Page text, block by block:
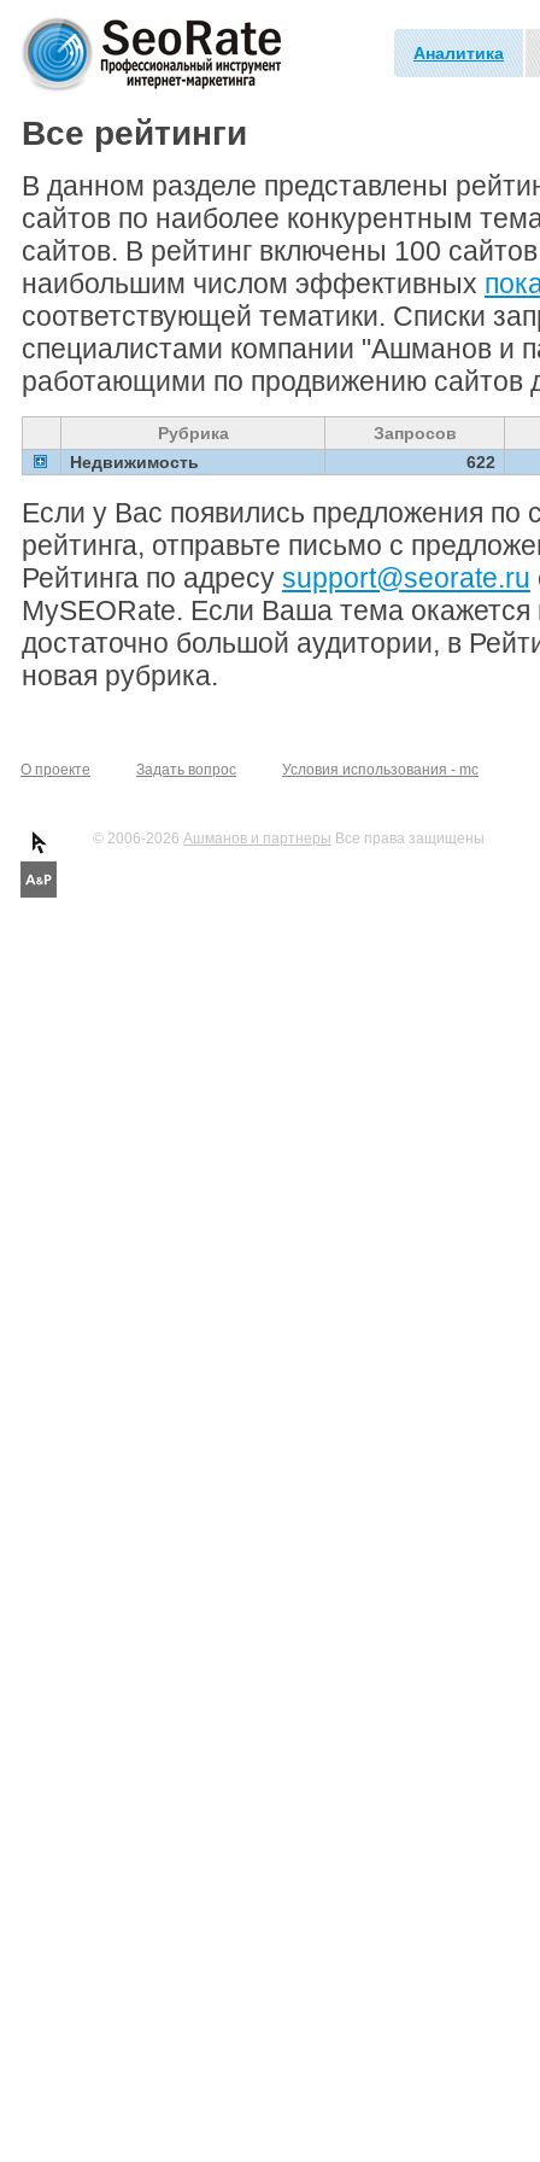
Аналитика
Все рейтинги
В данном разделе представлены
сайтов по наиболее конкурентным
сайтов. В рейтинг включены 100
наибольшим числом эффективных
соответствующей тематики. Списки
специалистами компании "Ашманов и
работающими по продвижению сайтов
Рубрика
Запросов
Недвижимость
622
Если у Вас появились предложения по
рейтинга, отправьте письмо с
Рейтинга по адресу support@seorate.ru
MySEORate. Если Ваша тема окажется
достаточно большой аудитории, в
новая рубрика.
О проекте Задать вопрос Условия использования - mc
© 2006-2026 Ашманов и партнеры Все права защищены